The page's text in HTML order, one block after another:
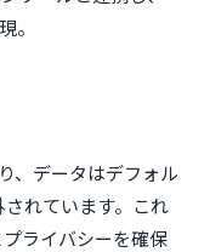
。
、データはデフォル
れています。これ
ライバシーを確保